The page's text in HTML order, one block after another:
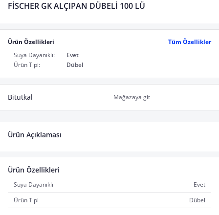
FİSCHER GK ALÇIPAN DÜBELİ 100 LÜ
Ürün Özellikleri
Tüm Özellikler
Suya Dayanıklı:
Evet
Ürün Tipi:
Dübel
Bitutkal Mağazaya git
Ürün Açıklaması
Ürün Özellikleri
Suya Dayanıklı
Evet
Ürün Tipi
Dübel